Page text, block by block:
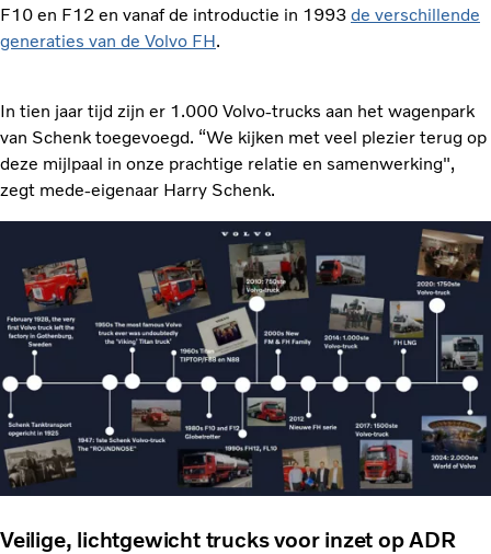
F10 en F12 en vanaf de introductie in 1993 de verschillende
generaties van de Volvo FH.
In tien jaar tijd zijn er 1.000 Volvo-trucks aan het wagenpark
van Schenk toegevoegd. “We kijken met veel plezier terug op
deze mijlpaal in onze prachtige relatie en samenwerking",
zegt mede-eigenaar Harry Schenk.
Veilige, lichtgewicht trucks voor inzet op ADR